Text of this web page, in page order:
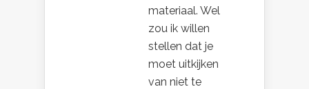
materiaal. Wel
zou ik willen
stellen dat je
moet uitkijken
van niet te